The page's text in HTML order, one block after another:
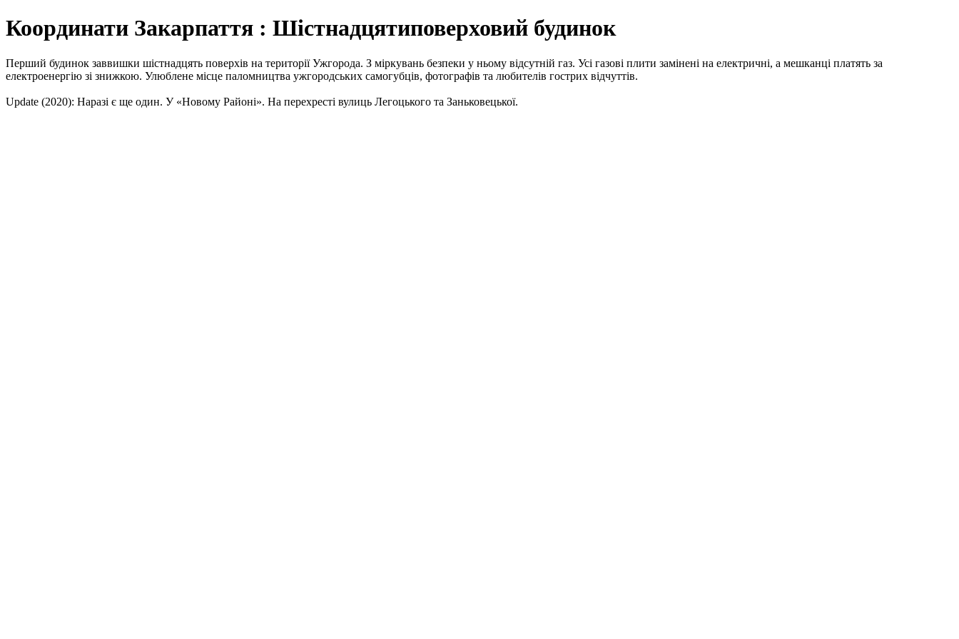
Координати Закарпаття : Шістнадцятиповерховий будинок
Перший будинок заввишки шістнадцять поверхів на території Ужгорода. З міркувань безпеки у ньому відсутній газ. Усі газові плити замінені на електричні, а мешканці платять за
електроенергію зі знижкою. Улюблене місце паломництва ужгородських самогубців, фотографів та любителів гострих відчуттів.
Update (2020): Наразі є ще один. У «Новому Районі». На перехресті вулиць Легоцького та Заньковецької.